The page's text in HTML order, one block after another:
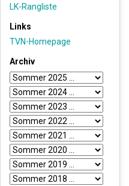
LK-Rangliste
Links
TVN-Homepage
Archiv